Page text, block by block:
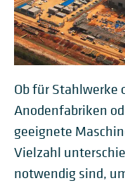
Ob für Stahlwerke
Anodenfabriken
geeignete
Vielzahl
notwendig sind,